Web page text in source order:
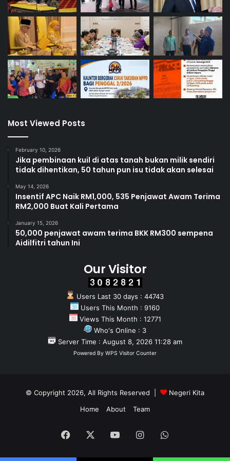
o Tadbir Urus dan Pengawasan Etika untuk memastikan
sistem AI berfungsi dengan adil dan saksama.
Kerajaan Negeri turut melaksanakan program peningkatan
kemahiran (Reskilling & Upskilling) secara berterusan
untuk melengkapkan penjawat awam dengan kemahiran
digital yang relevan.
tools/alatan AI untuk memudahkan kerja harian seperti
Canva Graphic Editor, Google Gemini AI, Suno AI Music
Maker serta penerapan etika digital.
Matlamatnya bukan untuk menjadikan setiap penjawat
awam sebagai pakar AI, tetapi pengguna teknologi yang
bijak dan efisien dalam melaksanakan tugas harian
Fungsi teras perkhidmatan awam seperti penggubalan
dasar, penguatkuasaan undang-undang dan perhubungan
AI hanya akan bertindak sebagai alat bantu untuk
menyediakan analisis dan sokongan data, manakala
keputusan akhir dan akauntabiliti kekal terletak pada
penjawat awam dan kepimpinan Kerajaan.
Perancangan Kerajaan Negeri adalah untuk mengguna
pakai AI sebagai rakan strategik dalam tadbir urus dan
Visi kerajaan adalah untuk mewujudkan perkhidmatan
awam Negeri Sembilan yang efisien, mengurangkan
awam dapat memberi tumpuan kepada tugas bernilai tinggi
rakyat.
Most Viewed Posts
February 10, 2026
Jika pembinaan kuil di atas tanah bukan milik sendiri
tidak dihentikan, 50 tahun pun isu tidak akan selesai
May 14, 2026
Insentif APC Naik RM1,000, 535 Penjawat Awam Terima
RM2,000 Buat Kali Pertama
January 15, 2026
50,000 penjawat awam terima BKK RM300 sempena
Aidilfitri tahun Ini
Our Visitor
Users Last 30 days : 44743
Users This Month : 9160
Views This Month : 12771
Who's Online : 3
Server Time : August 8, 2026 11:28 am
Powered By WPS Visitor Counter
© Copyright 2026, All Rights Reserved |
Negeri Kita
Home
About Team
Facebook YouTubeInstagramWhatsApp